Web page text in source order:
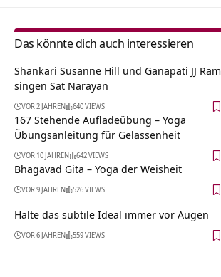
Das könnte dich auch interessieren
Shankari Susanne Hill und Ganapati JJ Ram
singen Sat Narayan
VOR 2 JAHREN 640 VIEWS
167 Stehende Aufladeübung – Yoga
Übungsanleitung für Gelassenheit
VOR 10 JAHREN 642 VIEWS
Bhagavad Gita – Yoga der Weisheit
VOR 9 JAHREN 526 VIEWS
Halte das subtile Ideal immer vor Augen
VOR 6 JAHREN 559 VIEWS